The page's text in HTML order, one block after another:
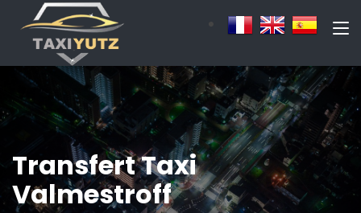
Transfert Taxi
Valmestroff